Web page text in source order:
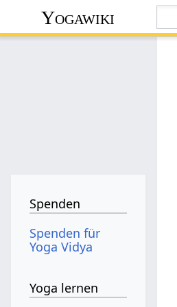
Yogawiki
Spenden
Spenden für
Yoga Vidya
Yoga lernen